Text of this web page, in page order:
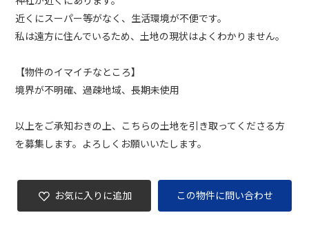
近くにスーパー等がなく、生活環境が不便です。
私は遠方に住んでいるため、土地の現状はよくわかりません。
【物件のイマイチなところ】
境界が不明確、過疎地域、長期未使用
以上をご承知おきの上、こちらの土地を引き取ってくださる方
を募集します。よろしくお願いいたします。
お気に入りに追加 この物件に問い合わせ